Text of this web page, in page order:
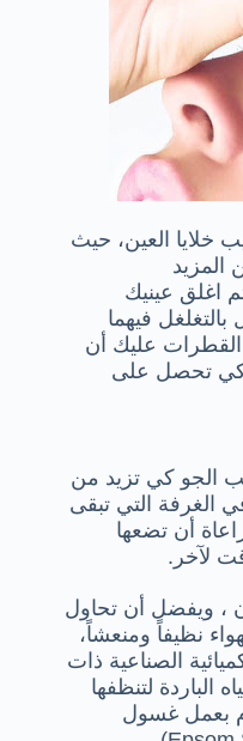
خلايا العين، حيث
المزيد
اغلق عينيك
فيهما
القطرات عليك أن
تحصل على
الجو كي تزيد من
الغرفة التي تبقى
أن تضعها
لآخر.
، ويفضل أن تحاول
نظيفاً ومنعشاً،
الصناعية ذات
الباردة لتنظفها
بعمل غسول